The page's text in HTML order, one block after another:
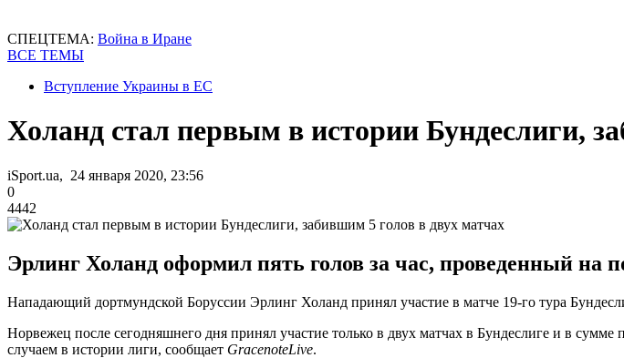
СПЕЦТЕМА: Война в Иране
ВСЕ ТЕМЫ
Вступление Украины в ЕС
Холанд стал первым в истории Бундеслиги,
iSport.ua, 24 января 2020, 23:56
0
4442
Эрлинг Холанд оформил пять голов за час, проведенный на
Нападающий дортмундской Боруссии Эрлинг Холанд принял участие в матче 19-го тура
Норвежец после сегодняшнего дня принял участие только в двух матчах в Бундеслиге и в
случаем в истории лиги, сообщает GracenoteLive.